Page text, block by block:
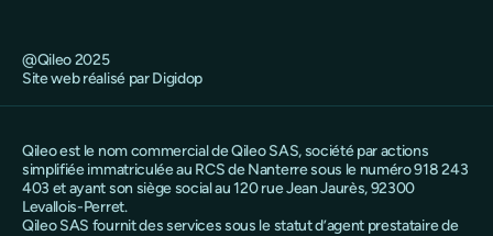
@Qileo 2025
Site web réalisé par Digidop
Qileo est le nom commercial de Qileo SAS, société par actions
simplifiée immatriculée au RCS de Nanterre sous le numéro 918 243
403 et ayant son siège social au 120 rue Jean Jaurès, 92300
Levallois-Perret.
Qileo SAS fournit des services sous le statut d’agent prestataire de